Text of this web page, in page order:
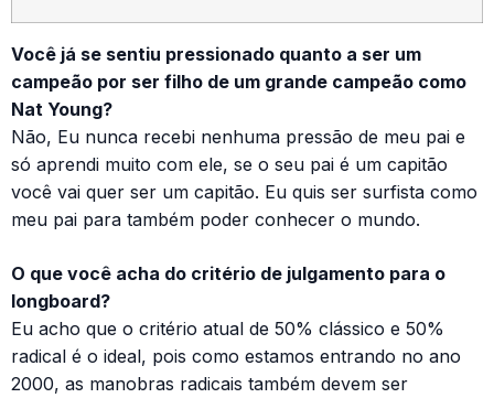
Você já se sentiu pressionado quanto a ser um
campeão por ser filho de um grande campeão como
Nat Young?
Não, Eu nunca recebi nenhuma pressão de meu pai e
só aprendi muito com ele, se o seu pai é um capitão
você vai quer ser um capitão. Eu quis ser surfista como
meu pai para também poder conhecer o mundo.
O que você acha do critério de julgamento para o
longboard?
Eu acho que o critério atual de 50% clássico e 50%
radical é o ideal, pois como estamos entrando no ano
2000, as manobras radicais também devem ser